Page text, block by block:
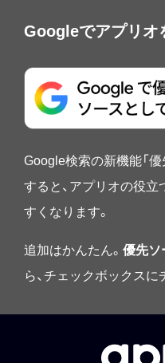
Googleでアプリオ
Google検索の新機能「
すると、アプリオの役
すくなります。
追加はかんたん。 優先ソ
ら、チェックボックスに